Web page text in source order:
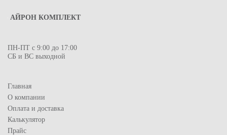
АЙРОН КОМПЛЕКТ
ПН-ПТ с 9:00 до 17:00
СБ и ВС выходной
Главная
О компании
Оплата и доставка
Калькулятор
Прайс